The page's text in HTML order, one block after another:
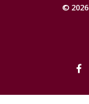
© 2026